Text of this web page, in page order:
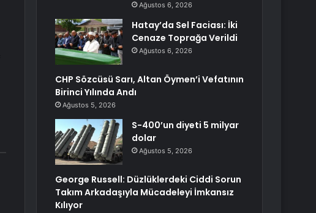
Ağustos 6, 2026
Hatay’da Sel Faciası: İki
Cenaze Toprağa Verildi
Ağustos 6, 2026
CHP Sözcüsü Sarı, Altan Öymen’i Vefatının
Birinci Yılında Andı
Ağustos 5, 2026
S-400’un diyeti 5 milyar
dolar
Ağustos 5, 2026
George Russell: Düzlüklerdeki Ciddi Sorun
Takım Arkadaşıyla Mücadeleyi İmkansız
Kılıyor